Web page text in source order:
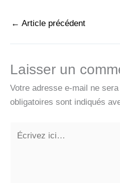
← Article précédent
Laisser un
Votre adresse e-mail ne
obligatoires sont indiqués